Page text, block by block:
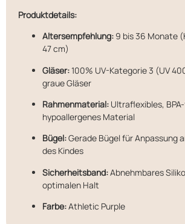
Produktdetails:
Altersempfehlung: 9 bis 36 Monate
47 cm)
Gläser:100% UV-Kategorie 3 (UV
graue Gläser
Rahmenmaterial: Ultraflexibles,
hypoallergenes Material
Bügel:Gerade Bügel für Anpassung
des Kindes
Sicherheitsband:Abnehmbares
optimalen Halt
Farbe:Athletic Purple